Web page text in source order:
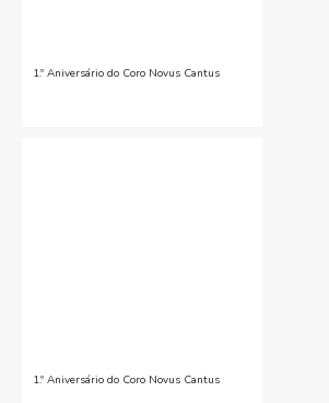
1.º Aniversário do Coro Novus Cantus
1.º Aniversário do Coro Novus Cantus